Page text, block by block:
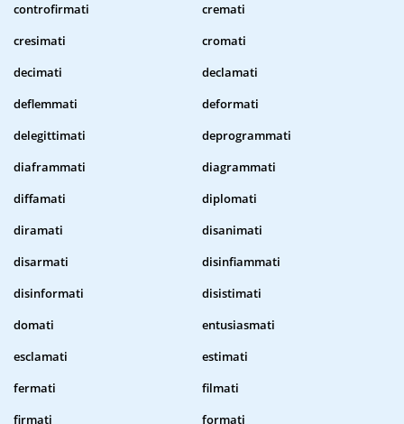
controfirmati
cremati
cresimati
cromati
decimati
declamati
deflemmati
deformati
delegittimati
deprogrammati
diaframmati
diagrammati
diffamati
diplomati
diramati
disanimati
disarmati
disinfiammati
disinformati
disistimati
domati
entusiasmati
esclamati
estimati
fermati
filmati
firmati
formati